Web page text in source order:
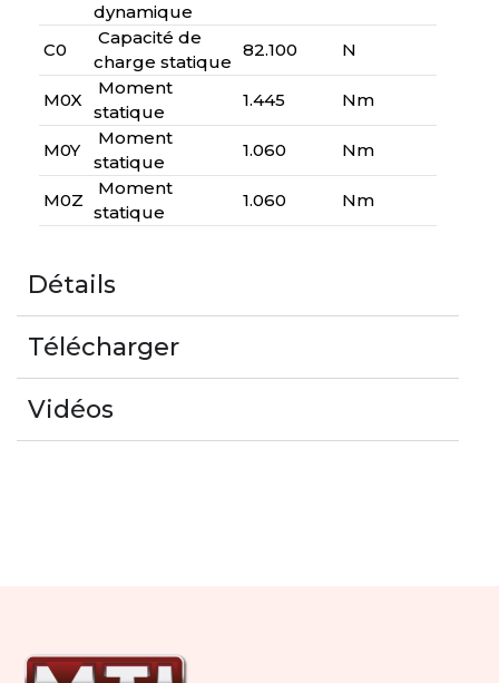
dynamique
C0
Capacité de
charge statique
82.100 N
M0X
Moment
statique
1.445 Nm
M0Y
Moment
statique
1.060 Nm
M0Z
Moment
statique
1.060 Nm
Détails
Télécharger
Vidéos